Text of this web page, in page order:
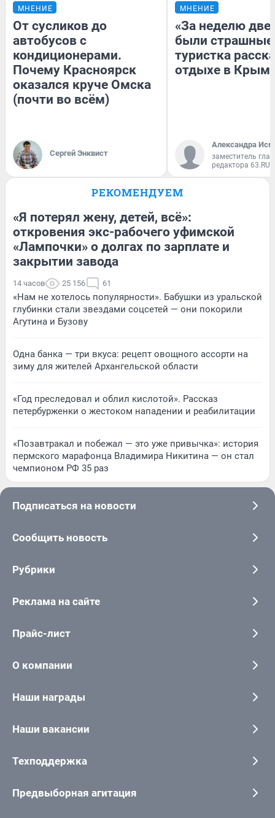
МНЕНИЕ
От сусликов до
автобусов с
кондиционерами.
Почему Красноярск
оказался круче Омска
(почти во всём)
Сергей Энквист
МНЕНИЕ
«За неделю две
были
туристка
отдыхе в
Александра
заместитель
редактора 63.RU
РЕКОМЕНДУЕМ
«Я потерял жену, детей, всё»:
откровения экс-рабочего уфимской
«Лампочки» о долгах по зарплате и
закрытии завода
14 часов 25 156 61
«Нам не хотелось популярности». Бабушки из уральской
глубинки стали звездами соцсетей — они покорили
Агутина и Бузову
Одна банка — три вкуса: рецепт овощного ассорти на
зиму для жителей Архангельской области
«Год преследовал и облил кислотой». Рассказ
петербурженки о жестоком нападении и реабилитации
«Позавтракал и побежал — это уже привычка»: история
пермского марафонца Владимира Никитина — он стал
чемпионом РФ 35 раз
Подписаться на новости
Сообщить новость
Рубрики
Реклама на сайте
Прайс-лист
О компании
Наши награды
Наши вакансии
Техподдержка
Предвыборная агитация